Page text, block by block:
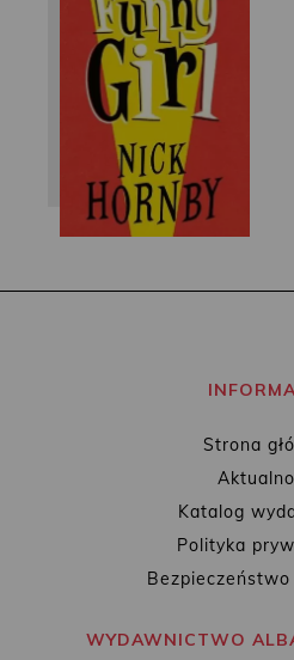
Nick Hornby
Strona
Katalog
Polityka
WYDAWNICTWO